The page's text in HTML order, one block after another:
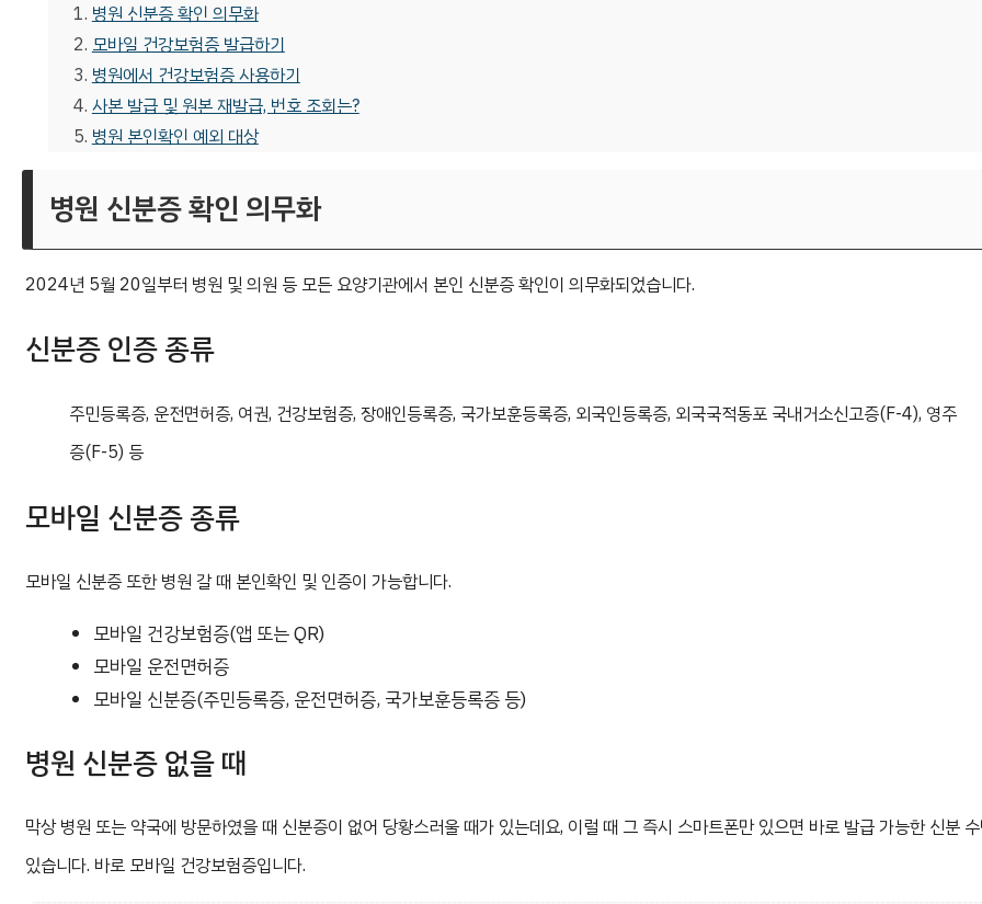
병원 신분증 확인 의무화
모바일 건강보험증 발급하기
병원에서 건강보험증 사용하기
사본 발급 및 원본 재발급, 번호 조회는?
병원 본인확인 예외 대상
병원 신분증 확인 의무화
2024년 5월 20일부터 병원 및 의원 등 모든 요양기관에서 본인 신분증 확인이 의무화되었습니다.
신분증 인증 종류
주민등록증, 운전면허증, 여권, 건강보험증, 장애인등록증, 국가보훈등록증, 외국인등록증, 외국국적동포 국내거소신고증(F-4), 영주
증(F-5) 등
모바일 신분증 종류
모바일 신분증 또한 병원 갈 때 본인확인 및 인증이 가능합니다.
모바일 건강보험증(앱 또는 QR)
모바일 운전면허증
모바일 신분증(주민등록증, 운전면허증, 국가보훈등록증 등)
병원 신분증 없을 때
막상 병원 또는 약국에 방문하였을 때 신분증이 없어 당황스러울 때가 있는데요, 이럴 때 그 즉시 스마트폰만 있으면 바로 발급 가능한 신분
있습니다. 바로 모바일 건강보험증입니다.